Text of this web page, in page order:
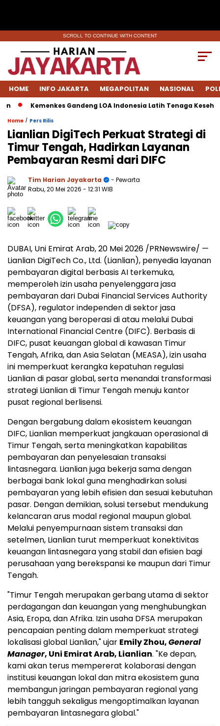
SCROLL TO CONTINUE WITH CONTENT
HOME INFO JAKARTA MEGAPOLITAN NASIONAL
Kemenkes Gandeng LOA Indonesia Latih Tenaga
Home / Pers Rilis
Lianlian DigiTech Perkuat Strategi di
Timur Tengah, Hadirkan Layanan
Pembayaran Resmi dari DIFC
Tim Harian Jayakarta
- Pewarta
Rabu, 20 Mei 2026 - 12:31 WIB
DUBAI, Uni Emirat Arab, 20 Mei 2026 /PRNewswire/ —
Lianlian DigiTech Co., Ltd. (Lianlian), penyedia layanan
pembayaran digital berbasis AI terkemuka,
memperoleh izin usaha penyelenggara jasa
pembayaran dari Dubai Financial Services Authority
(DFSA), regulator independen di sektor jasa
keuangan yang beroperasi di atau melalui Dubai
International Financial Centre (DIFC). Berbasis di
DIFC, pusat keuangan global di kawasan Timur
Tengah, Afrika, dan Asia Selatan (MEASA), izin usaha
ini memperkuat kerangka kepatuhan regulasi
Lianlian di pasar global, serta menandai transformasi
strategi Lianlian di Timur Tengah menuju kantor
pusat regional berlisensi.
Dengan bergabung dalam ekosistem keuangan
DIFC, Lianlian memperkuat jangkauan operasional di
Timur Tengah, serta meningkatkan kapabilitas
pembayaran dan penyelesaian transaksi
lintasnegara. Lianlian juga bekerja sama dengan
berbagai bank lokal guna menghadirkan solusi
pembayaran yang lebih efisien dan sesuai kebutuhan
pasar. Dengan demikian, solusi tersebut mendukung
kelancaran arus modal regional maupun global.
Melalui penyempurnaan sistem transaksi dan
setelmen, Lianlian turut memperkuat konektivitas
keuangan lintasnegara yang stabil dan efisien bagi
perusahaan yang berekspansi ke maupun dari Timur
Tengah.
"Timur Tengah merupakan gerbang utama di sektor
perdagangan dan keuangan yang menghubungkan
Asia, Eropa, dan Afrika. Izin usaha DFSA merupakan
pencapaian penting dalam memperkuat strategi
lokalisasi global Lianlian," ujar Emily Zhou,General
Manager, Uni Emirat Arab, Lianlian. "Ke depan,
kami akan terus mempererat kolaborasi dengan
institusi keuangan lokal dan mitra ekosistem guna
membangun jaringan pembayaran regional yang
lebih tangguh sekaligus mengoptimalkan layanan
pembayaran lintasnegara global."